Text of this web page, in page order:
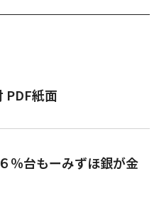
PDF紙面
％台もーみずほ銀が金